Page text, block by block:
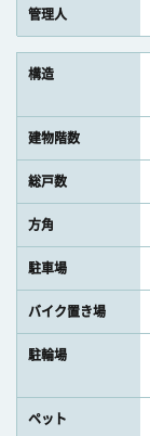
管理人
構造
建物階数
総戸数
方角
駐車場
バイク置き場
駐輪場
ペット